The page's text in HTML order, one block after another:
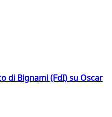
di Bignami (FdI) su Oscar